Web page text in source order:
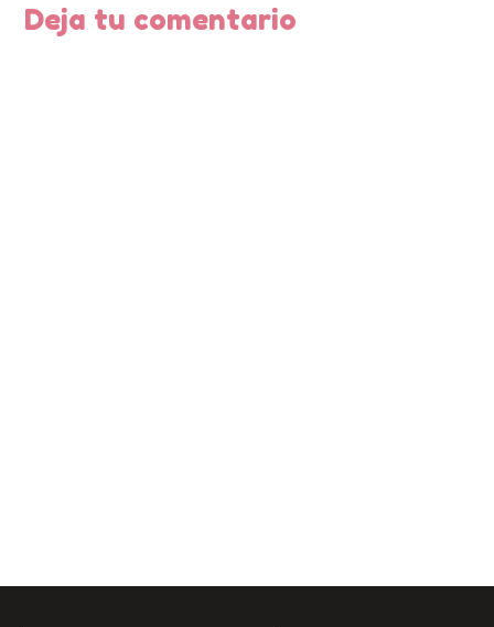
Deja tu comentario